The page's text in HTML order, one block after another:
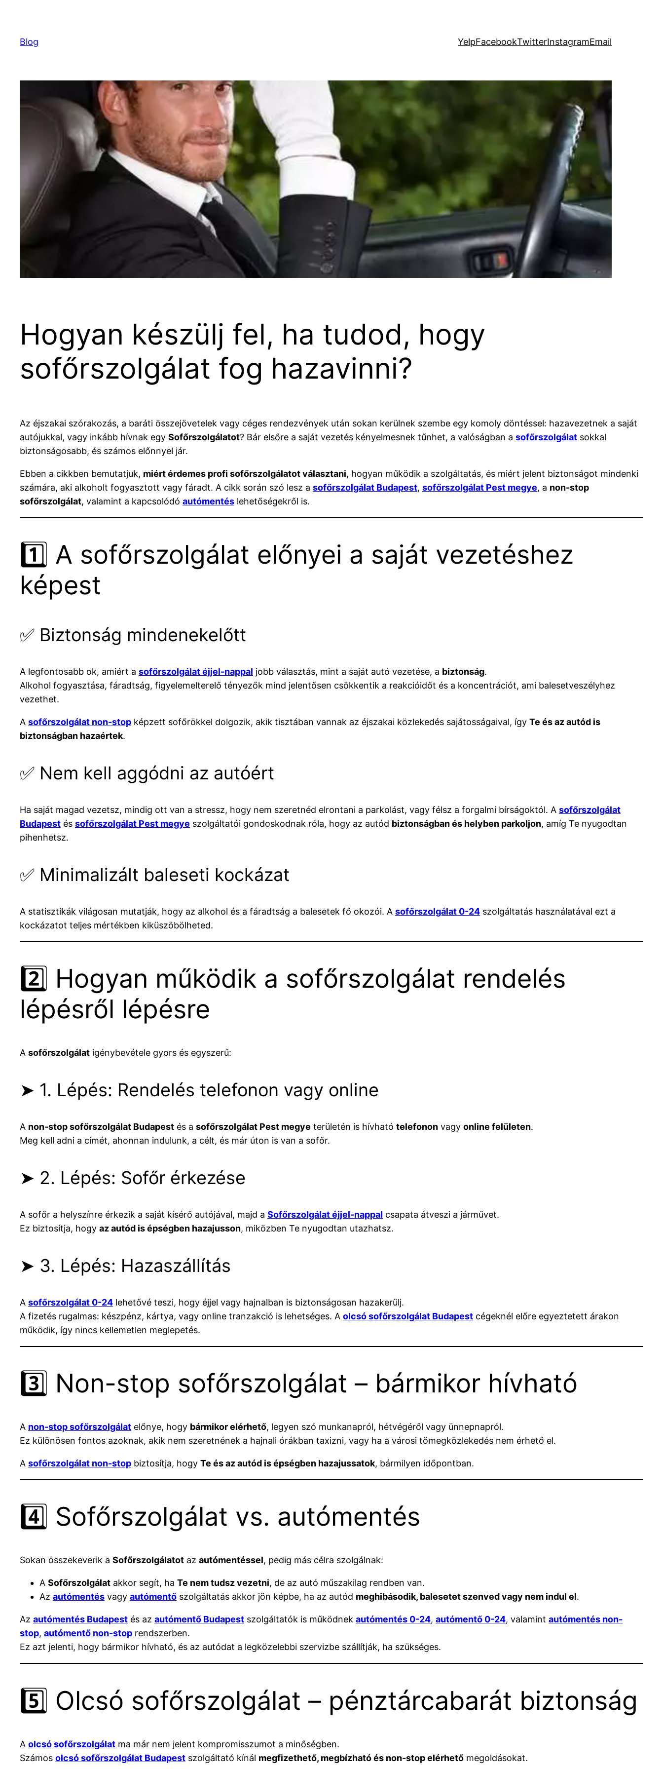
tartalomhoz
Blog YelpFacebookTwitterInstagramEmail
Hogyan készülj fel, ha tudod, hogy
sofőrszolgálat fog hazavinni?
Az éjszakai szórakozás, a baráti összejövetelek vagy céges rendezvények után sokan kerülnek szembe egy komoly döntéssel: hazavezetnek a saját
autójukkal, vagy inkább hívnak egy Sofőrszolgálatot? Bár elsőre a saját vezetés kényelmesnek tűnhet, a valóságban a sofőrszolgálat sokkal
biztonságosabb, és számos előnnyel jár.
Ebben a cikkben bemutatjuk, miért érdemes profi sofőrszolgálatot választani, hogyan működik a szolgáltatás, és miért jelent biztonságot mindenki
számára, aki alkoholt fogyasztott vagy fáradt. A cikk során szó lesz a sofőrszolgálat Budapest, sofőrszolgálat Pest megye, a non-stop
sofőrszolgálat, valamint a kapcsolódó autómentés lehetőségekről is.
1️⃣ A sofőrszolgálat előnyei a saját vezetéshez
képest
✅ Biztonság mindenekelőtt
A legfontosabb ok, amiért a sofőrszolgálat éjjel-nappal jobb választás, mint a saját autó vezetése, a biztonság.
Alkohol fogyasztása, fáradtság, figyelemelterelő tényezők mind jelentősen csökkentik a reakcióidőt és a koncentrációt, ami balesetveszélyhez
vezethet.
A sofőrszolgálat non-stop képzett sofőrökkel dolgozik, akik tisztában vannak az éjszakai közlekedés sajátosságaival, így Te és az autód is
biztonságban hazaértek.
✅ Nem kell aggódni az autóért
Ha saját magad vezetsz, mindig ott van a stressz, hogy nem szeretnéd elrontani a parkolást, vagy félsz a forgalmi bírságoktól. A sofőrszolgálat
Budapest és sofőrszolgálat Pest megye szolgáltatói gondoskodnak róla, hogy az autód biztonságban és helyben parkoljon, amíg Te nyugodtan
pihenhetsz.
✅ Minimalizált baleseti kockázat
A statisztikák világosan mutatják, hogy az alkohol és a fáradtság a balesetek fő okozói. A sofőrszolgálat 0-24 szolgáltatás használatával ezt a
kockázatot teljes mértékben kiküszöbölheted.
2️⃣ Hogyan működik a sofőrszolgálat rendelés
lépésről lépésre
A sofőrszolgálat igénybevétele gyors és egyszerű:
➤ 1. Lépés: Rendelés telefonon vagy online
A non-stop sofőrszolgálat Budapest és a sofőrszolgálat Pest megye területén is hívható telefonon vagy online felületen.
Meg kell adni a címét, ahonnan indulunk, a célt, és már úton is van a sofőr.
➤ 2. Lépés: Sofőr érkezése
A sofőr a helyszínre érkezik a saját kísérő autójával, majd a Sofőrszolgálat éjjel-nappal csapata átveszi a járművet.
Ez biztosítja, hogy az autód is épségben hazajusson, miközben Te nyugodtan utazhatsz.
➤ 3. Lépés: Hazaszállítás
A sofőrszolgálat 0-24 lehetővé teszi, hogy éjjel vagy hajnalban is biztonságosan hazakerülj.
A fizetés rugalmas: készpénz, kártya, vagy online tranzakció is lehetséges. A olcsó sofőrszolgálat Budapest cégeknél előre egyeztetett árakon
működik, így nincs kellemetlen meglepetés.
3️⃣ Non-stop sofőrszolgálat – bármikor hívható
A non-stop sofőrszolgálat előnye, hogy bármikor elérhető, legyen szó munkanapról, hétvégéről vagy ünnepnapról.
Ez különösen fontos azoknak, akik nem szeretnének a hajnali órákban taxizni, vagy ha a városi tömegközlekedés nem érhető el.
A sofőrszolgálat non-stop biztosítja, hogy Te és az autód is épségben hazajussatok, bármilyen időpontban.
4️⃣ Sofőrszolgálat vs. autómentés
Sokan összekeverik a Sofőrszolgálatot az autómentéssel, pedig más célra szolgálnak:
A Sofőrszolgálat akkor segít, ha Te nem tudsz vezetni, de az autó műszakilag rendben van.
Az autómentés vagy autómentő szolgáltatás akkor jön képbe, ha az autód meghibásodik, balesetet szenved vagy nem indul el.
Az autómentés Budapest és az autómentő Budapest szolgáltatók is működnek autómentés 0-24, autómentő 0-24, valamint autómentés non-
stop, autómentő non-stop rendszerben.
Ez azt jelenti, hogy bármikor hívható, és az autódat a legközelebbi szervizbe szállítják, ha szükséges.
5️⃣ Olcsó sofőrszolgálat – pénztárcabarát biztonság
A olcsó sofőrszolgálat ma már nem jelent kompromisszumot a minőségben.
Számos olcsó sofőrszolgálat Budapest szolgáltató kínál megfizethető, megbízható és non-stop elérhető megoldásokat.